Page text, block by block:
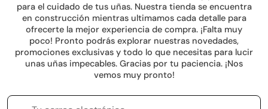
para el cuidado de tus uñas. Nuestra tienda se encuentra
en construcción mientras ultimamos cada detalle para
ofrecerte la mejor experiencia de compra. ¡Falta muy
poco! Pronto podrás explorar nuestras novedades,
promociones exclusivas y todo lo que necesitas para lucir
unas uñas impecables. Gracias por tu paciencia. ¡Nos
vemos muy pronto!